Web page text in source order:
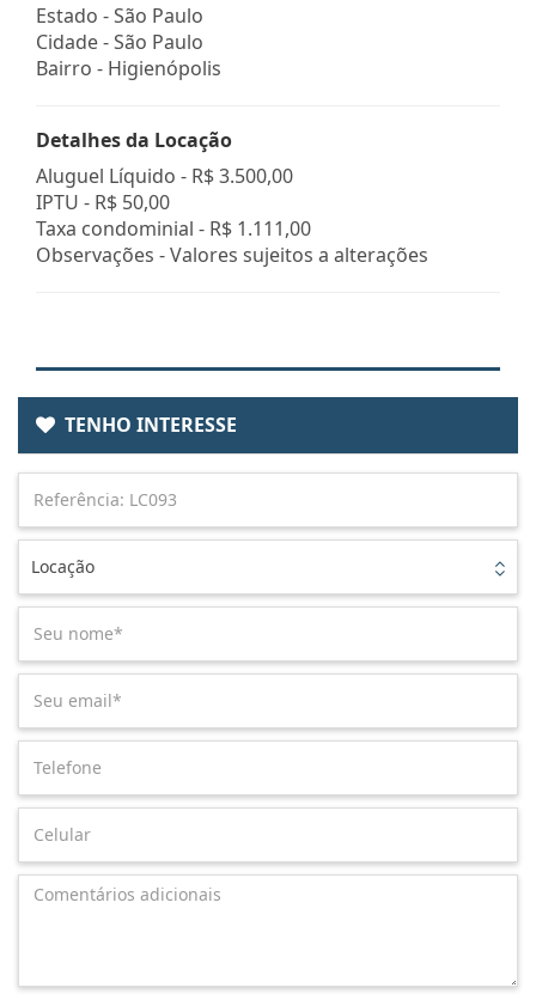
Estado -São Paulo
Cidade -São Paulo
Bairro - Higienópolis
Detalhes da Locação
Aluguel Líquido - R$ 3.500,00
IPTU - R$ 50,00
Taxa condominial - R$ 1.111,00
Observações - Valores sujeitos a alterações
TENHO INTERESSE
Locação